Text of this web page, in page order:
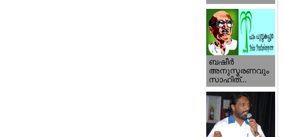
ബഷീര്‍
അനുസ്മരണവും
സാഹിത്...